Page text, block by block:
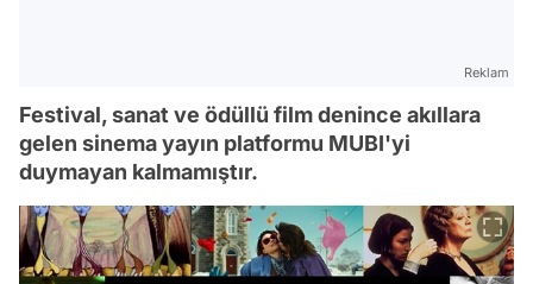
Reklam
Festival, sanat ve ödüllü film denince akıllara
gelen sinema yayın platformu MUBI'yi
duymayan kalmamıştır.